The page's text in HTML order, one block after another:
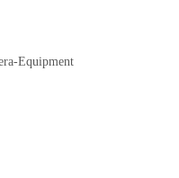
Equipment